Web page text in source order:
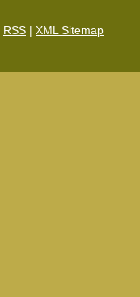
RSS | XML Sitemap